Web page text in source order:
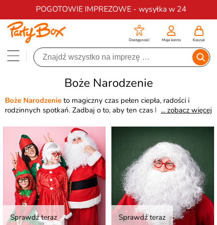
POGOTOWIE IMPREZOWE - wysyłka w 24
Darmowa dostawa na zamówienia od 200 zł
Dostępność Moje konto Koszyk
Boże Narodzenie
... zobacz więcej
Boże Narodzenie to magiczny czas pełen ciepła, radości i
rodzinnych spotkań. Zadbaj o to, aby ten czas był naprawdę
aby przygotować się naBoże Narodzenie- oddekoracji,
strojów świątecznychpododatki
. Spraw, aby te święta były
magiczne i pełne niezapomnianych momentów.
Sprawdź teraz Sprawdź teraz